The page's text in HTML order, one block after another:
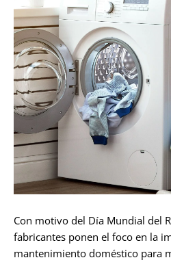
Con motivo del Día Mundial del
fabricantes ponen el foco en la
mantenimiento doméstico para